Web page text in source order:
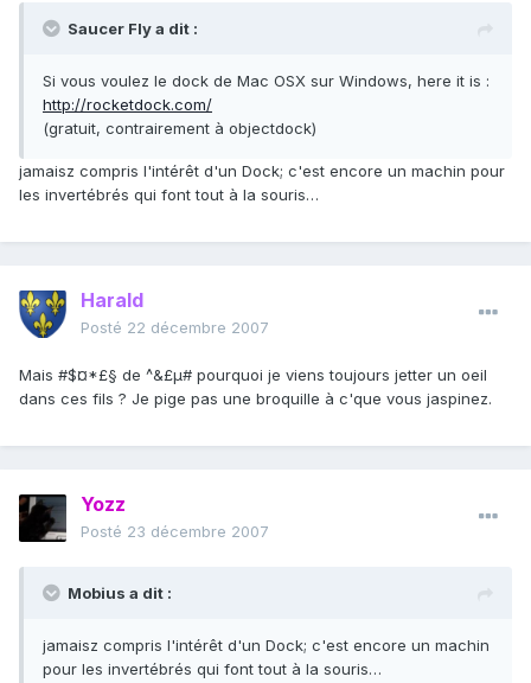
Saucer Fly a dit :
Si vous voulez le dock de Mac OSX sur Windows, here it is :
http://rocketdock.com/
(gratuit, contrairement à objectdock)
jamaisz compris l'intérêt d'un Dock; c'est encore un machin pour
les invertébrés qui font tout à la souris…
Harald
Posté 22 décembre 2007
Mais #$¤*£§ de ^&£µ# pourquoi je viens toujours jetter un oeil
dans ces fils ? Je pige pas une broquille à c'que vous jaspinez.
Yozz
Posté 23 décembre 2007
Mobius a dit :
jamaisz compris l'intérêt d'un Dock; c'est encore un machin
pour les invertébrés qui font tout à la souris…